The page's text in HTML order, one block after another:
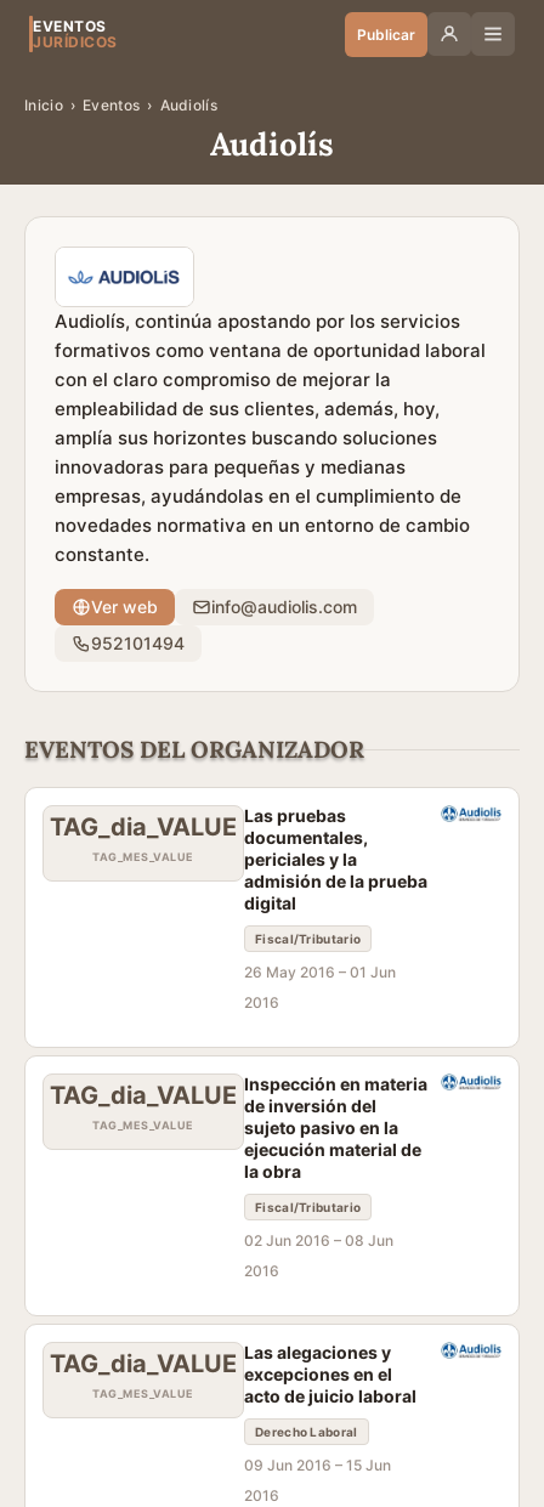
EVENTOS
JURÍDICOS
Publicar
Inicio › Eventos › Audiolís
Audiolís
Audiolís, continúa apostando por los servicios
formativos como ventana de oportunidad laboral
con el claro compromiso de mejorar la
empleabilidad de sus clientes, además, hoy,
amplía sus horizontes buscando soluciones
innovadoras para pequeñas y medianas
empresas, ayudándolas en el cumplimiento de
novedades normativa en un entorno de cambio
constante.
Ver web
info@audiolis.com
952101494
EVENTOS DEL ORGANIZADOR
TAG_dia_VALUE
TAG_MES_VALUE
Las pruebas
documentales,
periciales y la
admisión de la prueba
digital
Fiscal/Tributario
26 May 2016 – 01 Jun
2016
TAG_dia_VALUE
TAG_MES_VALUE
Inspección en materia
de inversión del
sujeto pasivo en la
ejecución material de
la obra
Fiscal/Tributario
02 Jun 2016 – 08 Jun
2016
TAG_dia_VALUE
TAG_MES_VALUE
Las alegaciones y
excepciones en el
acto de juicio laboral
Derecho Laboral
09 Jun 2016 – 15 Jun
2016